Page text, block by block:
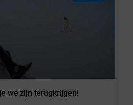
welzijn terugkrijgen!